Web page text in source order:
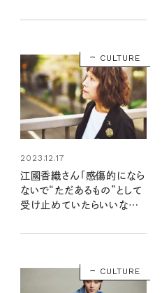
CULTURE
2023.12.17
江國香織さん「感傷的になら
ないで“ただあるもの”として
受け止めていたらいいなっ
CULTURE